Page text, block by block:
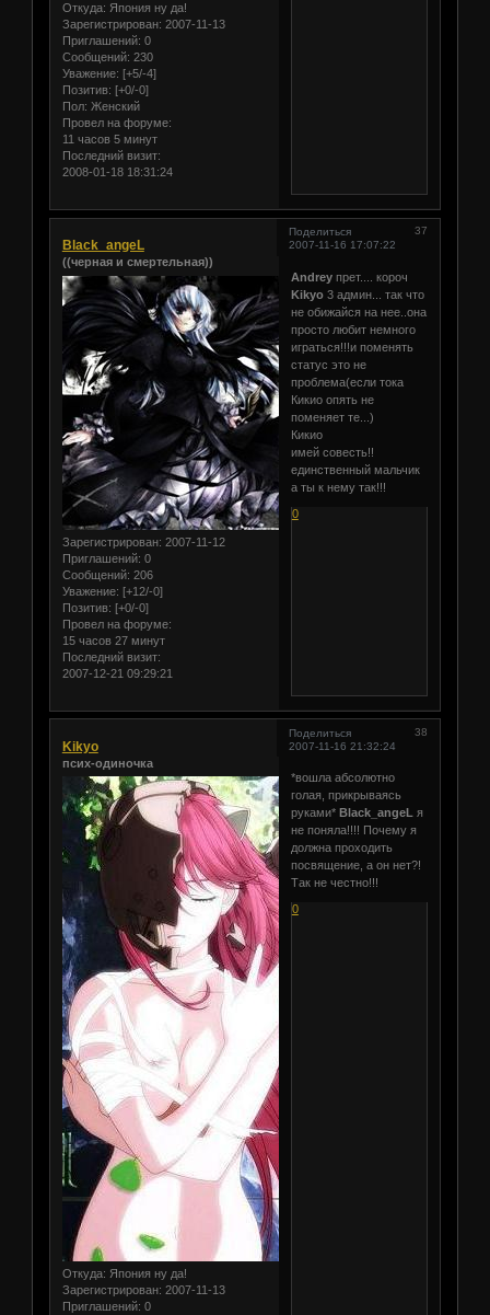
Откуда: Япония ну да!
Зарегистрирован: 2007-11-13
Приглашений: 0
Сообщений: 230
Уважение: [+5/-4]
Позитив: [+0/-0]
Пол: Женский
Провел на форуме:
11 часов 5 минут
Последний визит:
2008-01-18 18:31:24
Поделиться
37
2007-11-16 17:07:22
Black_angeL
((черная и смертельная))
Зарегистрирован: 2007-11-12
Приглашений: 0
Сообщений: 206
Уважение: [+12/-0]
Позитив: [+0/-0]
Провел на форуме:
15 часов 27 минут
Последний визит:
2007-12-21 09:29:21
Andreyпрет.... короч
Kikyo3 админ... так что
не обижайся на нее..она
просто любит немного
играться!!!и поменять
статус это не
проблема(если тока
Кикио опять не
поменяет те...)
Кикио
имей совесть!!
единственный мальчик
а ты к нему так!!!
0
Поделиться
38
2007-11-16 21:32:24
Kikyo
псих-одиночка
Откуда: Япония ну да!
Зарегистрирован: 2007-11-13
Приглашений: 0
*вошла абсолютно
голая, прикрываясь
руками* Black_angeL я
не поняла!!!! Почему я
должна проходить
посвящение, а он нет?!
Так не честно!!!
0